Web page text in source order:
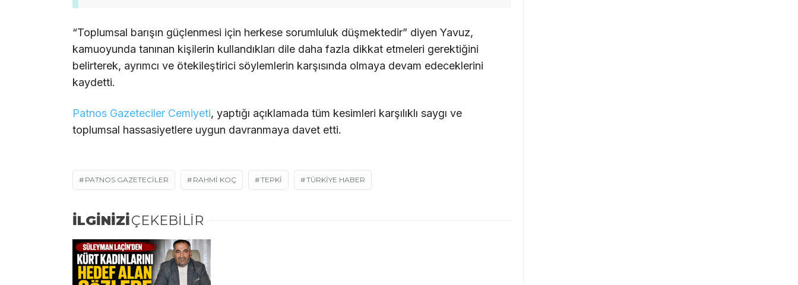
“Toplumsal barışın güçlenmesi için herkese sorumluluk düşmektedir” diyen Yavuz,
kamuoyunda tanınan kişilerin kullandıkları dile daha fazla dikkat etmeleri gerektiğini
belirterek, ayrımcı ve ötekileştirici söylemlerin karşısında olmaya devam edeceklerini
kaydetti.
Patnos Gazeteciler Cemiyeti, yaptığı açıklamada tüm kesimleri karşılıklı saygı ve
toplumsal hassasiyetlere uygun davranmaya davet etti.
PATNOS GAZETECILER RAHMI KOÇ TEPKI TÜRKIYE HABER
İLGİNİZİÇEKEBİLİR